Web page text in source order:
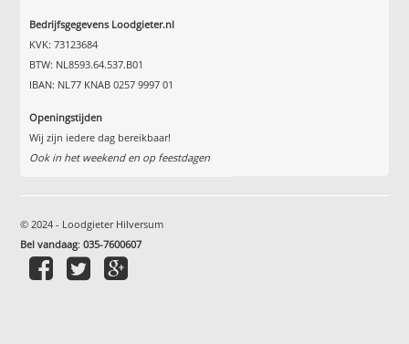
Bedrijfsgegevens Loodgieter.nl
KVK: 73123684
BTW: NL8593.64.537.B01
IBAN: NL77 KNAB 0257 9997 01
Openingstijden
Wij zijn iedere dag bereikbaar!
Ook in het weekend en op feestdagen
© 2024 - Loodgieter Hilversum
Bel vandaag:035-7600607